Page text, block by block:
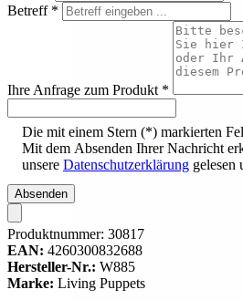
Betreff *
Ihre Anfrage zum Produkt *
Die mit einem Stern (*) markierten
Mit dem Absenden Ihrer Nachricht
unsere Datenschutzerklärung gelesen
Absenden
Produktnummer: 30817
EAN: 4260300832688
Hersteller-Nr.: W885
Marke: Living Puppets